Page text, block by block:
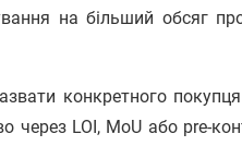
на більший обсяг
конкретного
через LOI, MoU або pre-